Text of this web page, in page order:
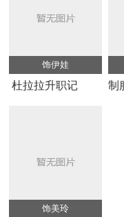
饰伊娃
杜拉拉升职记 制
饰美玲